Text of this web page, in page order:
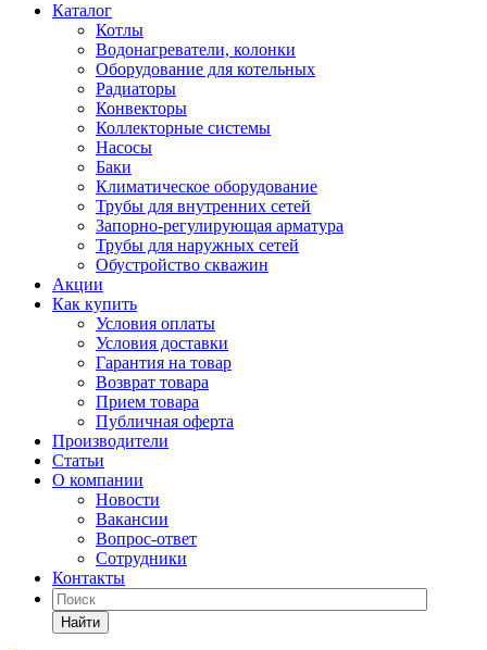
Каталог
Котлы
Водонагреватели, колонки
Оборудование для котельных
Радиаторы
Конвекторы
Коллекторные системы
Насосы
Баки
Климатическое оборудование
Трубы для внутренних сетей
Запорно-регулирующая арматура
Трубы для наружных сетей
Обустройство скважин
Акции
Как купить
Условия оплаты
Условия доставки
Гарантия на товар
Возврат товара
Прием товара
Публичная оферта
Производители
Статьи
О компании
Новости
Вакансии
Вопрос-ответ
Сотрудники
Контакты
Найти